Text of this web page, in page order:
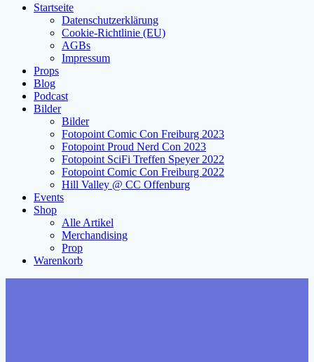
Startseite
Datenschutzerklärung
Cookie-Richtlinie (EU)
AGBs
Impressum
Props
Blog
Podcast
Bilder
Bilder
Fotopoint Comic Con Freiburg 2023
Fotopoint Proud Nerd Con 2023
Fotopoint SciFi Treffen Speyer 2022
Fotopoint Comic Con Freiburg 2022
Hill Valley @ CC Offenburg
Events
Shop
Alle Artikel
Merchandising
Prop
Warenkorb